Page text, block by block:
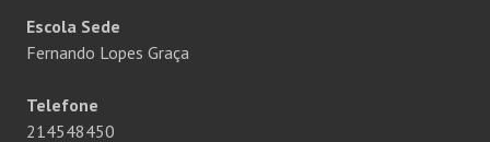
Escola Sede
Fernando Lopes Graça
Telefone
214548450